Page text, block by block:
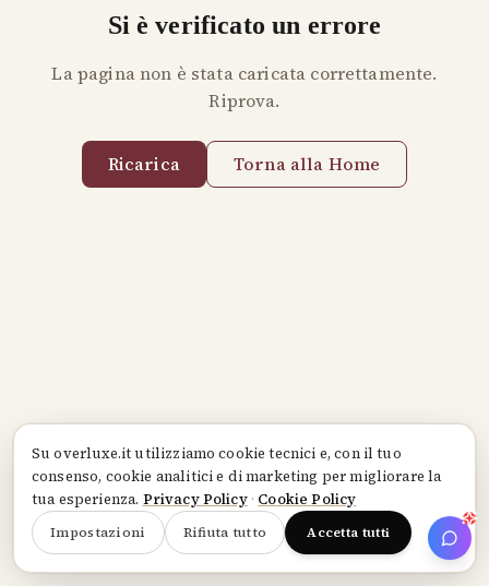
Suoverluxe.itutilizziamo cookie tecnici e, con il tuo
consenso, cookie analitici e di marketing per migliorare la
tua esperienza. Privacy Policy· Cookie Policy
Impostazioni Rifiuta tutto Accetta tutti
Si è verificato un errore
La pagina non è stata caricata correttamente.
Riprova.
Ricarica Torna alla Home